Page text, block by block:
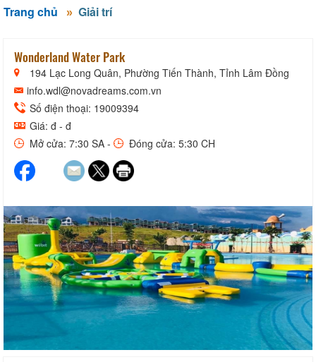
Trang chủ Giải trí
Wonderland Water Park
194 Lạc Long Quân, Phường Tiến Thành, Tỉnh Lâm Đồng
info.wdl@novadreams.com.vn
Số điện thoại: 19009394
Giá: đ - đ
Mở cửa: 7:30 SA -
Đóng cửa: 5:30 CH